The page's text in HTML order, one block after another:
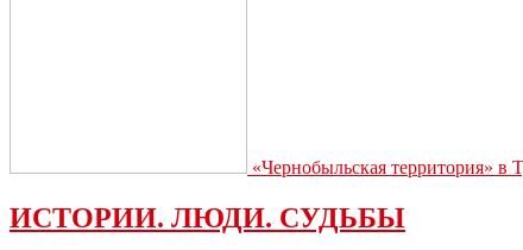
«Чернобыльская территория» в
ИСТОРИИ. ЛЮДИ. СУДЬБЫ